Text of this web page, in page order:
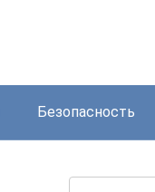
Безопасность